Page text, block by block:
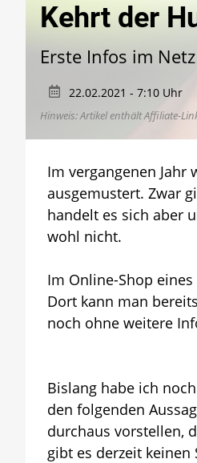
Kehrt der
Erste Infos im
22.02.2021 - 7:10 Uhr
Hinweis: Artikel enthält Affiliate-
Im vergangenen Jahr
ausgemustert. Zwar
handelt es sich aber
wohl nicht.
Im Online-Shop
Dort kann man
noch ohne weitere
Bislang habe ich
den folgenden
durchaus vorstellen,
gibt es derzeit